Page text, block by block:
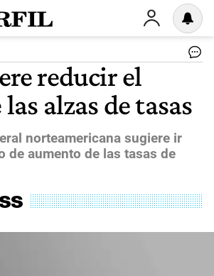
reducir el
alzas de tasas
norteamericana sugiere ir
de aumento de las tasas de